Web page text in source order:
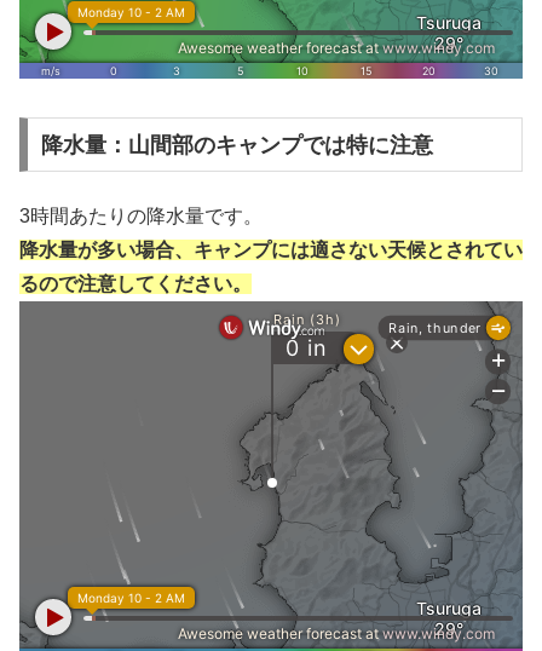
降水量：山間部のキャンプでは特に注意
3時間あたりの降水量です。
降水量が多い場合、キャンプには適さない天候とされてい
るので注意してください。